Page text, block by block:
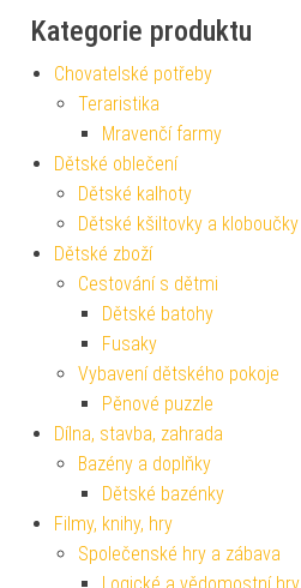
Kategorie produktu
Chovatelské potřeby
Teraristika
Mravenčí farmy
Dětské oblečení
Dětské kalhoty
Dětské kšiltovky a kloboučky
Dětské zboží
Cestování s dětmi
Dětské batohy
Fusaky
Vybavení dětského pokoje
Pěnové puzzle
Dílna, stavba, zahrada
Bazény a doplňky
Dětské bazénky
Filmy, knihy, hry
Společenské hry a zábava